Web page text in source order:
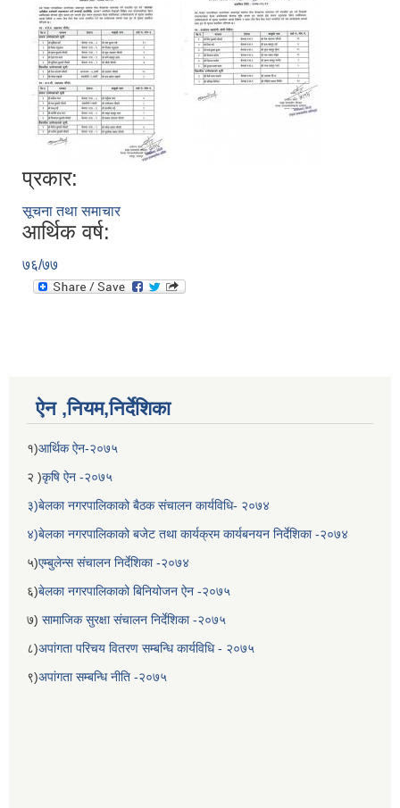
प्रकार:
सूचना तथा समाचार
आर्थिक वर्ष:
७६/७७
ऐन ,नियम,निर्देशिका
१)आर्थिक ऐन-२०७५
२ )कृषि ऐन -२०७५
३)बेलका नगरपालिकाको बैठक संचालन कार्यविधि- २०७४
४)बेलका नगरपालिकाको बजेट तथा कार्यक्रम कार्यबनयन निर्देशिका -२०७४
५)एम्बुलेन्स संचालन निर्देशिका -२०७४
६)बेलका नगरपालिकाको बिनियोजन ऐन -२०७५
७) सामाजिक सुरक्षा संचालन निर्देशिका -२०७५
८)अपांगता परिचय वितरण सम्बन्धि कार्यविधि - २०७५
९)अपांगता सम्बन्धि नीति -२०७५